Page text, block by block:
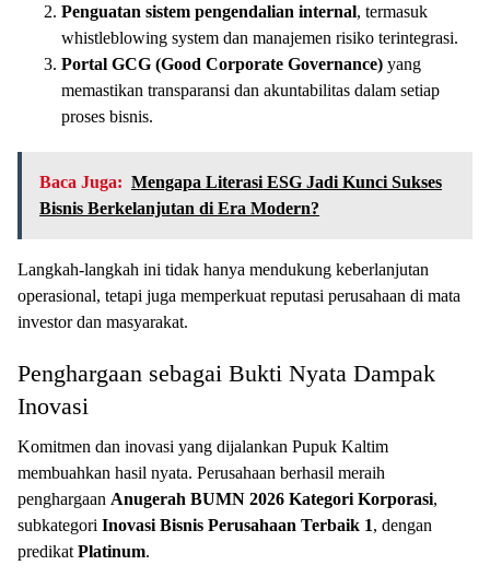
Penguatan sistem pengendalian internal, termasuk
whistleblowing system dan manajemen risiko terintegrasi.
Portal GCG (Good Corporate Governance) yang
memastikan transparansi dan akuntabilitas dalam setiap
proses bisnis.
Baca Juga: Mengapa Literasi ESG Jadi Kunci Sukses
Bisnis Berkelanjutan di Era Modern?
Langkah-langkah ini tidak hanya mendukung keberlanjutan
operasional, tetapi juga memperkuat reputasi perusahaan di mata
investor dan masyarakat.
Penghargaan sebagai Bukti Nyata Dampak
Inovasi
Komitmen dan inovasi yang dijalankan Pupuk Kaltim
membuahkan hasil nyata. Perusahaan berhasil meraih
penghargaan Anugerah BUMN 2026 Kategori Korporasi,
subkategori Inovasi Bisnis Perusahaan Terbaik 1, dengan
predikat Platinum.